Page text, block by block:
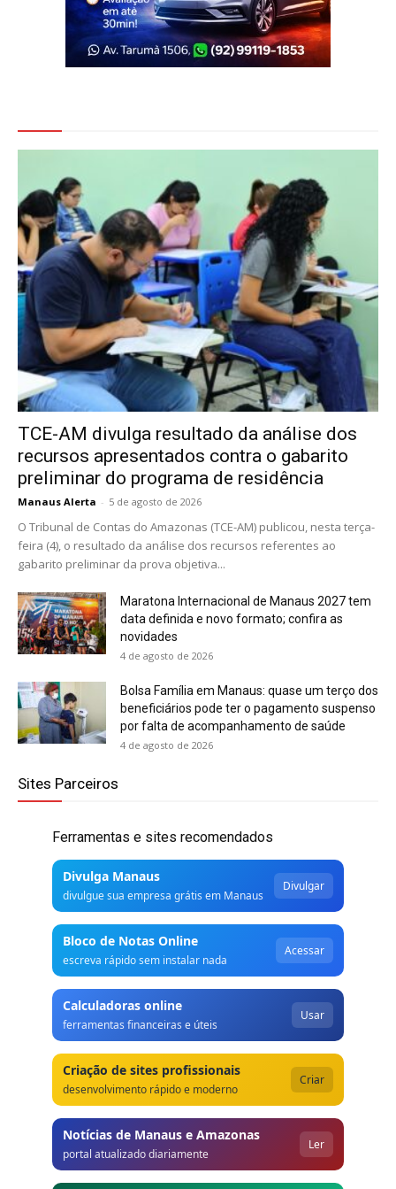
TCE-AM divulga resultado da análise dos
recursos apresentados contra o gabarito
preliminar do programa de residência
Manaus Alerta - 5 de agosto de 2026
O Tribunal de Contas do Amazonas (TCE-AM) publicou, nesta terça-
feira (4), o resultado da análise dos recursos referentes ao
gabarito preliminar da prova objetiva...
Maratona Internacional de Manaus 2027 tem
data definida e novo formato; confira as
novidades
4 de agosto de 2026
Bolsa Família em Manaus: quase um terço dos
beneficiários pode ter o pagamento suspenso
por falta de acompanhamento de saúde
4 de agosto de 2026
Sites Parceiros
Ferramentas e sites recomendados
Divulga Manaus
divulgue sua empresa grátis em Manaus
Divulgar
Bloco de Notas Online
escreva rápido sem instalar nada
Acessar
Calculadoras online
ferramentas financeiras e úteis
Usar
Criação de sites profissionais
desenvolvimento rápido e moderno
Criar
Notícias de Manaus e Amazonas
portal atualizado diariamente
Ler